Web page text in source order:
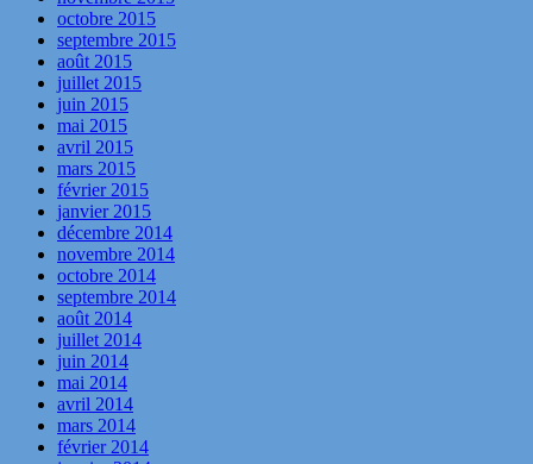
octobre 2015
septembre 2015
août 2015
juillet 2015
juin 2015
mai 2015
avril 2015
mars 2015
février 2015
janvier 2015
décembre 2014
novembre 2014
octobre 2014
septembre 2014
août 2014
juillet 2014
juin 2014
mai 2014
avril 2014
mars 2014
février 2014